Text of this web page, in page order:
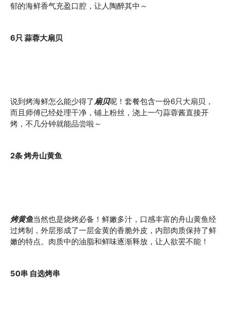
郁的海鲜香气充盈口腔，让人陶醉其中～
6只 蒜蓉大扇贝
说到烤海鲜怎么能少得了 扇贝呢！套餐包含一份6只大扇贝，
而且师傅已经处理干净，铺上粉丝，浇上一勺蒜蓉酱直接开
烤，不几分钟就能品尝啦～
2条 烤舟山黄鱼
烤黄鱼当然也是烧烤必备！鲜嫩多汁，口感丰富的舟山黄鱼经
过烤制，外层形成了一层金黄的香脆外皮，内部肉质保持了鲜
嫩的特点。肉质中的油脂和鲜味逐渐释放，让人欲罢不能！
50串 自选烤串